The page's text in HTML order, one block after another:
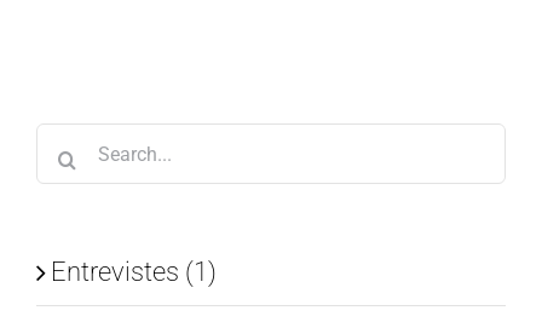
Search
for:
Entrevistes (1)